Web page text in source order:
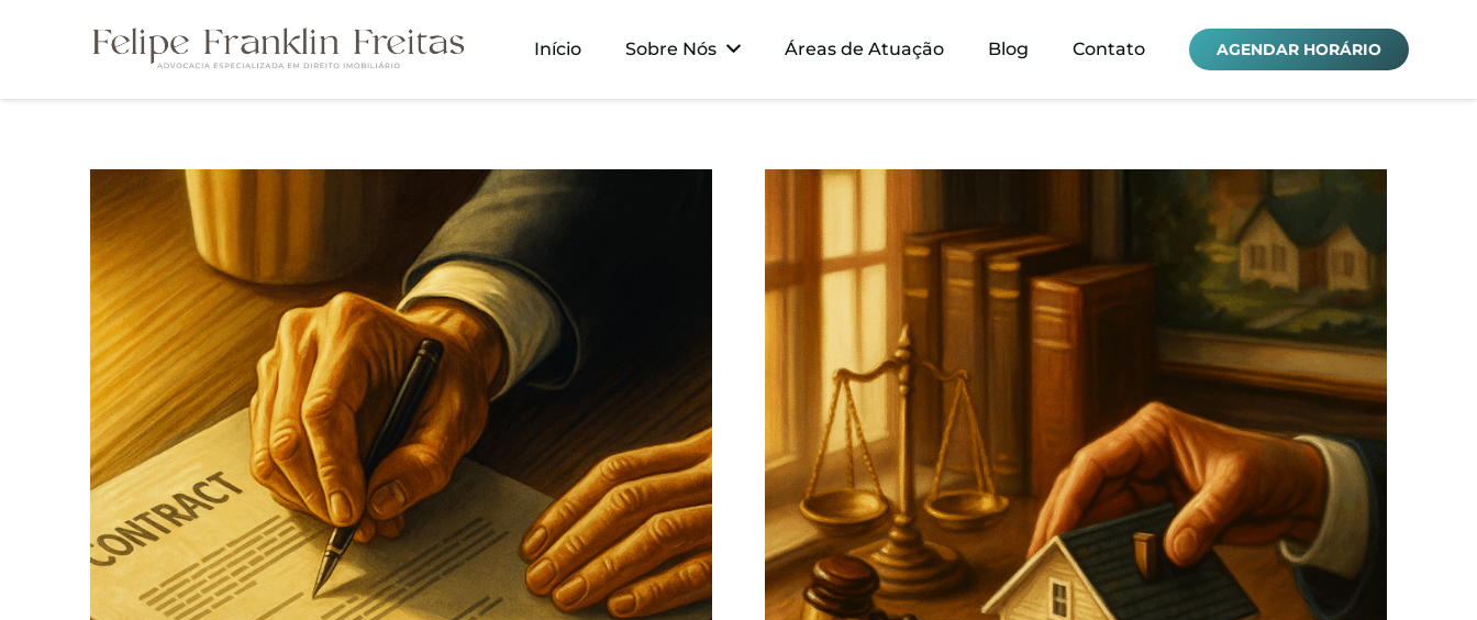
Início Sobre Nós Áreas de Atuação Blog Contato AGENDAR HORÁRIO